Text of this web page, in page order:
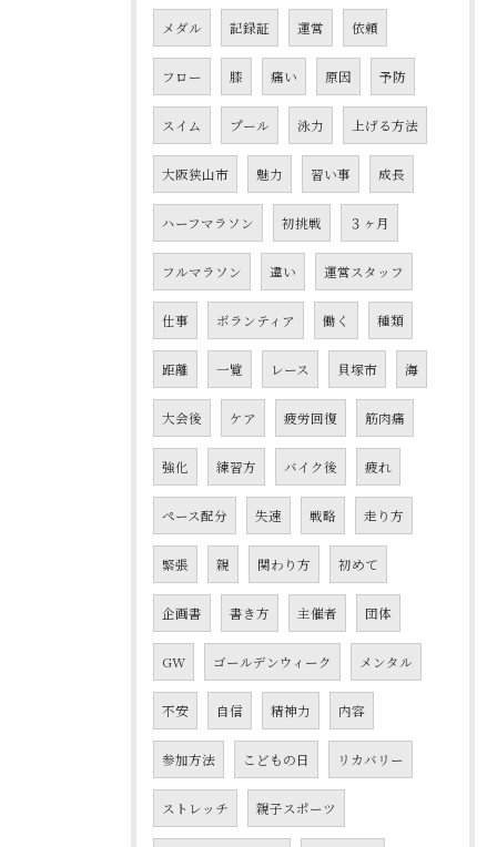
メダル 記録証 運営 依頼
フロー 膝 痛い 原因 予防
スイム プール 泳力 上げる方法
大阪狭山市 魅力 習い事 成長
ハーフマラソン 初挑戦 ３ヶ月
フルマラソン 違い 運営スタッフ
仕事 ボランティア 働く 種類
距離 一覧 レース 貝塚市 海
大会後 ケア 疲労回復 筋肉痛
強化 練習方 バイク後 疲れ
ペース配分 失速 戦略 走り方
緊張 親 関わり方 初めて
企画書 書き方 主催者 団体
GW ゴールデンウィーク メンタル
不安 自信 精神力 内容
参加方法 こどもの日 リカバリー
ストレッチ 親子スポーツ